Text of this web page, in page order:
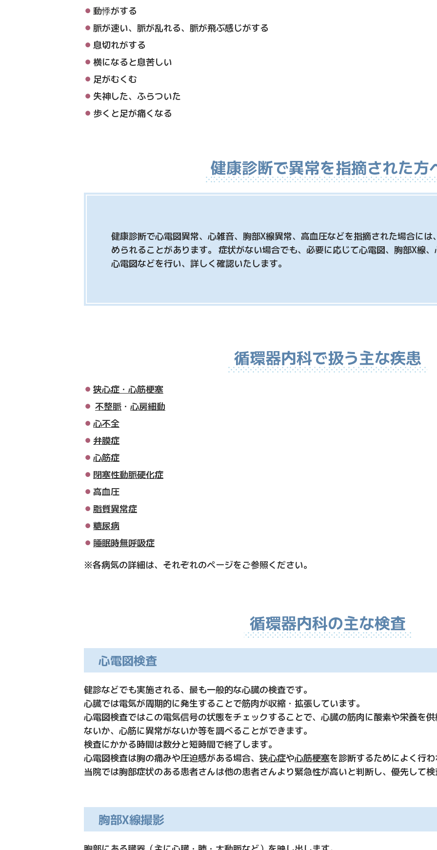
動悸がする
脈が速い、脈が乱れる、脈が飛ぶ感じがする
息切れがする
横になると息苦しい
足がむくむ
失神した、ふらついた
歩くと足が痛くなる
健康診断で異常を指摘された方
健康診断で心電図異常、心雑音、胸部X線異常、高血圧などを指摘された場合に
められることがあります。 症状がない場合でも、必要に応じて心電図、胸部X線
心電図などを行い、詳しく確認いたします。
循環器内科で扱う主な疾患
狭心症・心筋梗塞
不整脈 ・ 心房細動
心不全
弁膜症
心筋症
閉塞性動脈硬化症
高血圧
脂質異常症
糖尿病
睡眠時無呼吸症
※各病気の詳細は、それぞれのページをご参照ください。
循環器内科の主な検査
心電図検査
健診などでも実施される、最も一般的な心臓の検査です。
心臓では電気が周期的に発生することで筋肉が収縮・拡張しています。
心電図検査ではこの電気信号の状態をチェックすることで、心臓の筋肉に酸素や栄養を
ないか、心筋に異常がないか等を調べることができます。
検査にかかる時間は数分と短時間で終了します。
心電図検査は胸の痛みや圧迫感がある場合、 狭心症や心筋梗塞を診断するためによく行
当院では胸部症状のある患者さんは他の患者さんより緊急性が高いと判断し、優先して
胸部X線撮影